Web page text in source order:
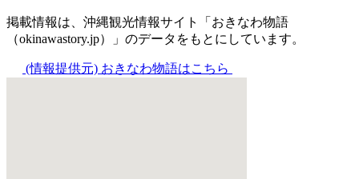
掲載情報は、沖縄観光情報サイト「おきなわ物語
（okinawastory.jp）」のデータをもとにしています。
(情報提供元) おきなわ物語はこちら